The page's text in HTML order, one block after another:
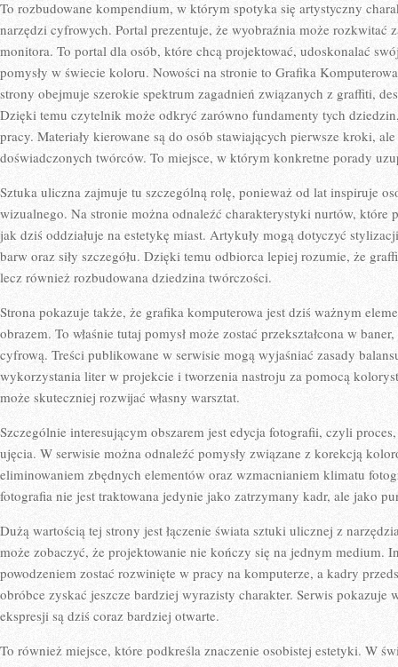
To rozbudowane kompendium, w którym spotyka się artystyczny
narzędzi cyfrowych. Portal prezentuje, że wyobraźnia może rozkwitać
monitora. To portal dla osób, które chcą projektować, udoskonalać
pomysły w świecie koloru. Nowości na stronie to Grafika
strony obejmuje szerokie spektrum zagadnień związanych z graffiti,
Dzięki temu czytelnik może odkryć zarówno fundamenty tych
pracy. Materiały kierowane są do osób stawiających pierwsze kroki,
doświadczonych twórców. To miejsce, w którym konkretne porady
Sztuka uliczna zajmuje tu szczególną rolę, ponieważ od lat inspiruje
wizualnego. Na stronie można odnaleźć charakterystyki nurtów, które
jak dziś oddziałuje na estetykę miast. Artykuły mogą dotyczyć
barw oraz siły szczegółu. Dzięki temu odbiorca lepiej rozumie, że
lecz również rozbudowana dziedzina twórczości.
Strona pokazuje także, że grafika komputerowa jest dziś ważnym
obrazem. To właśnie tutaj pomysł może zostać przekształcona w
cyfrową. Treści publikowane w serwisie mogą wyjaśniać zasady
wykorzystania liter w projekcie i tworzenia nastroju za pomocą
może skuteczniej rozwijać własny warsztat.
Szczególnie interesującym obszarem jest edycja fotografii, czyli
ujęcia. W serwisie można odnaleźć pomysły związane z korekcją
eliminowaniem zbędnych elementów oraz wzmacnianiem klimatu
fotografia nie jest traktowana jedynie jako zatrzymany kadr, ale jako
Dużą wartością tej strony jest łączenie świata sztuki ulicznej z
może zobaczyć, że projektowanie nie kończy się na jednym medium.
powodzeniem zostać rozwinięte w pracy na komputerze, a kadry
obróbce zyskać jeszcze bardziej wyrazisty charakter. Serwis
ekspresji są dziś coraz bardziej otwarte.
To również miejsce, które podkreśla znaczenie osobistej estetyki. W